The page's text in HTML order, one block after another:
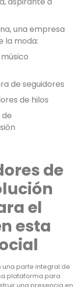
una empresa
la moda:
de seguidores
de hilos
de
el
esta
una parte integral de
plataforma para